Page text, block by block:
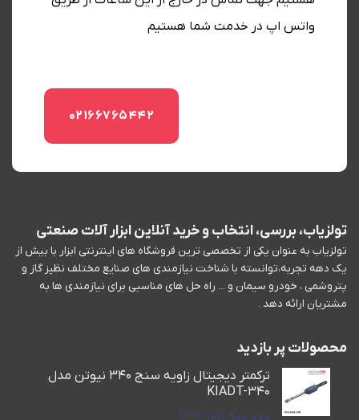
واتس اپ در خدمت شما هستیم
02166765442
تولزیاب، بررسی، انتخاب و خرید آنلاین ابزار آلات صنعتی
تولزیاب به عنوان یکی از تخصصی ترین فروشگاه های اینترنتی ابزار با بیش از
یک دهه تجربه،توانسته با شناخت نیازمندی های صنایع مختلف نظیز گاز و
پتروشمی ، خودرو سیمان و ... راه حل های مناسبی برای نیازمندی ها به
مشتریان ارائه دهد .
محصولات پر بازدید
ترکمتر دیجیتال زاویه سنج 340 نیوتن مدل
KIADT-340
تومان